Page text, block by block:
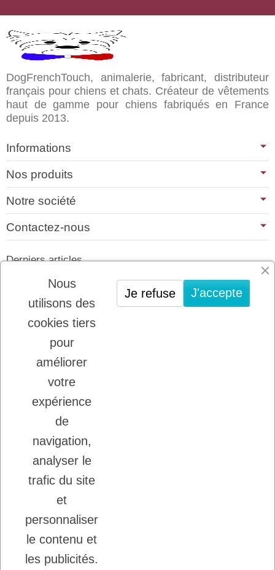
DogFrenchTouch, animalerie, fabricant, distributeur
français pour chiens et chats. Créateur de vêtements
haut de gamme pour chiens fabriqués en France
depuis 2013.
Informations
Nos produits
Notre société
Contactez-nous
Derniers articles
01/07/2026
PLATINUM : LE MEILLEUR DE LA
VIANDE POUR CHIENS ET CHATS
22/08/2025
LADYBEL : DES SOINS FRANCAIS DE
GRANDE QUALITE
Inscription à la newsletter
Vous pouvez vous désinscrire à tout moment.
J'accepte les conditions générales et la
politique de confidentialité.
Nous
utilisons des
cookies tiers
pour
améliorer
votre
expérience
de
navigation,
analyser le
trafic du site
et
personnaliser
le contenu et
les publicités.
J'accepte
Je refuse